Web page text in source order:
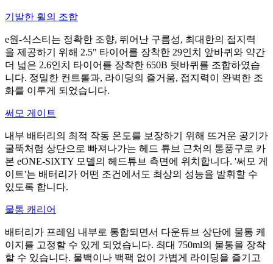
기발한 휠의 조합
e원-식스티는 정확한 조향, 뛰어난 구름성, 최대한의 접지력
을 제공하기 위해 2.5" 타이어를 장착한 29인치 앞바퀴와 약간
더 넓은 2.6인치 타이어를 장착한 650B 뒷바퀴를 조합하였습
니다. 정밀한 컨트롤과, 라이딩의 즐거움, 접지력이 완벽한 조
화를 이루게 되었습니다.
써모 게이트
내부 배터리의 최적 작동 온도를 보장하기 위해 뜨거운 공기가
굴뚝처럼 상단으로 빠져나가는 헤드 튜브 근처의 통풍구로 카
본 eONE-SIXTY 모델의 헤드튜브 측면에 위치합니다. '써모 게
이트'는 배터리가 어떤 조건에서도 최상의 성능을 발휘할 수
있도록 합니다.
물통 캐리어
배터리가 프레임 내부로 통합되면서 다운튜브 상단에 물통 케
이지를 고정할 수 있게 되었습니다. 최대 750ml의 물통을 장착
할 수 있습니다. 물백이나 백팩 없이 가볍게 라이딩을 즐기고